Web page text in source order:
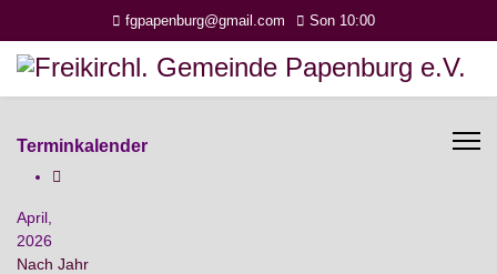
fgpapenburg@gmail.com Son 10:00
Terminkalender
April,
2026
Nach Jahr